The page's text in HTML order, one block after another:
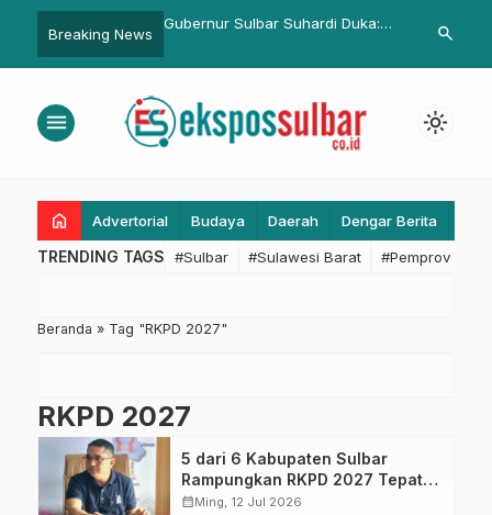
Breaking News
Takjil bagi
dan Warga Kurang
Gubernur Sulbar Suhardi Duka:
Demokrasi Juga Sehat
Bamus
Efektivitas
search
menu light_mode
home Advertorial Budaya Daerah Dengar Berita
TRENDING TAGS #Sulbar #Sulawesi Barat #Pemprov
Beranda » Tag "RKPD 2027"
RKPD 2027
5 dari 6 Kabupaten Sulbar
Rampungkan RKPD 2027 Tepat
Waktu, Satu Masih Dikejar
calendar_monthMing, 12 Jul 2026